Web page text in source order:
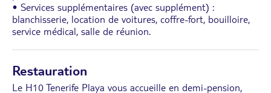
• Services supplémentaires (avec supplément) :
blanchisserie, location de voitures, coffre-fort, bouilloire,
service médical, salle de réunion.
Restauration
Le H10 Tenerife Playa vous accueille en demi-pension,